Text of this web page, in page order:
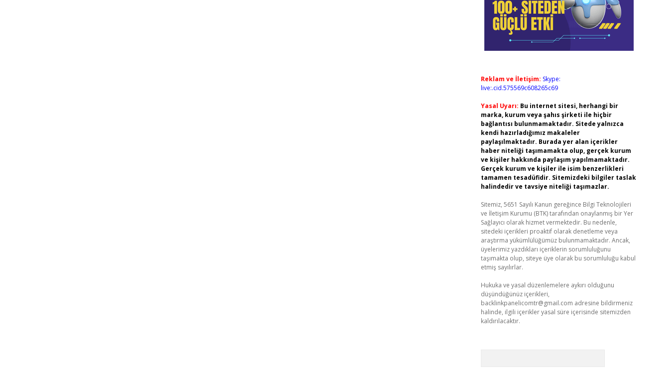
Reklam ve İletişim: Skype:
live:.cid.575569c608265c69
Yasal Uyarı: Bu internet sitesi, herhangi bir
marka, kurum veya şahıs şirketi ile hiçbir
bağlantısı bulunmamaktadır. Sitede yalnızca
kendi hazırladığımız makaleler
paylaşılmaktadır. Burada yer alan içerikler
haber niteliği taşımamakta olup, gerçek kurum
ve kişiler hakkında paylaşım yapılmamaktadır.
Gerçek kurum ve kişiler ile isim benzerlikleri
tamamen tesadüfidir. Sitemizdeki bilgiler taslak
halindedir ve tavsiye niteliği taşımazlar.
Sitemiz, 5651 Sayılı Kanun gereğince Bilgi Teknolojileri
ve İletişim Kurumu (BTK) tarafından onaylanmış bir Yer
Sağlayıcı olarak hizmet vermektedir. Bu nedenle,
sitedeki içerikleri proaktif olarak denetleme veya
araştırma yükümlülüğümüz bulunmamaktadır. Ancak,
üyelerimiz yazdıkları içeriklerin sorumluluğunu
taşımakta olup, siteye üye olarak bu sorumluluğu kabul
etmiş sayılırlar.
Hukuka ve yasal düzenlemelere aykırı olduğunu
düşündüğünüz içerikleri,
backlinkpanelicomtr@gmail.com adresine bildirmeniz
halinde, ilgili içerikler yasal süre içerisinde sitemizden
kaldırılacaktır.